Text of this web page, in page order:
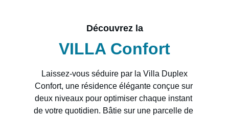
Découvrez la
VILLA Confort
Laissez-vous séduire par la Villa Duplex
Confort, une résidence élégante conçue sur
deux niveaux pour optimiser chaque instant
de votre quotidien. Bâtie sur une parcelle de